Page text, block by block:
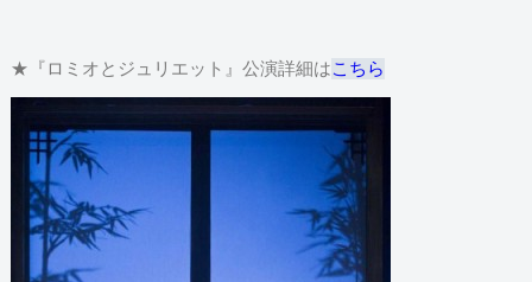
★『ロミオとジュリエット』公演詳細はこちら